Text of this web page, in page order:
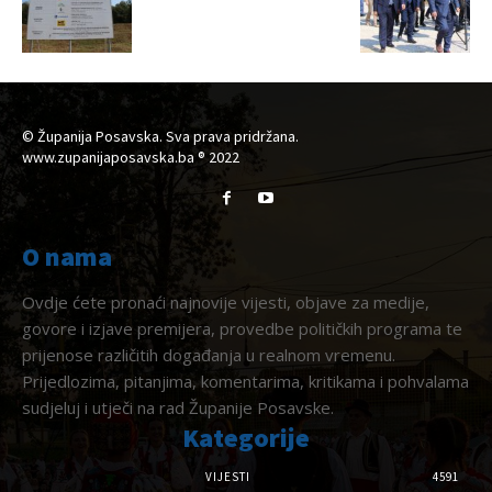
© Županija Posavska. Sva prava pridržana.
www.zupanijaposavska.ba ® 2022
O nama
Ovdje ćete pronaći najnovije vijesti, objave za medije,
govore i izjave premijera, provedbe političkih programa te
prijenose različitih događanja u realnom vremenu.
Prijedlozima, pitanjima, komentarima, kritikama i pohvalama
sudjeluj i utječi na rad Županije Posavske.
Kategorije
VIJESTI 4591